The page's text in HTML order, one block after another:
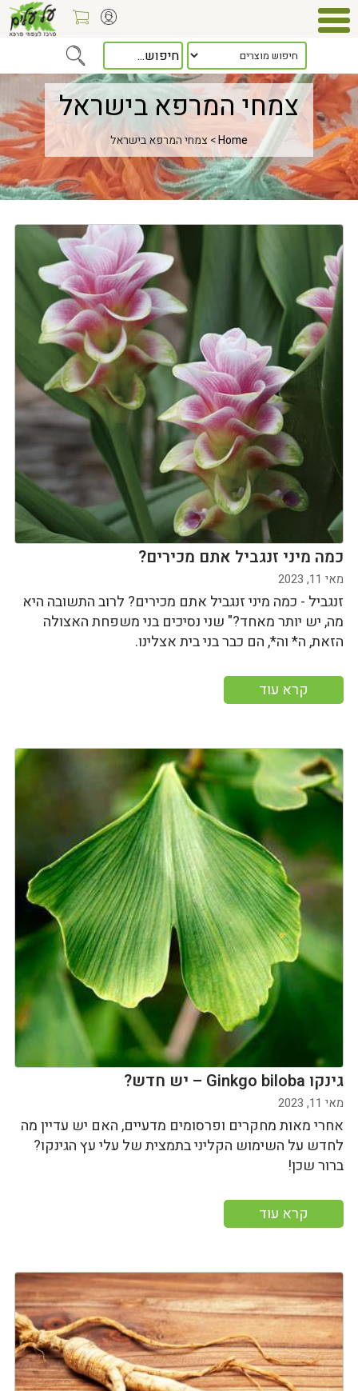
צמחי המרפא בישראל
Home> צמחי המרפא בישראל
כמה מיני זנגביל אתם מכירים?
מאי 11, 2023
זנגביל - כמה מיני זנגביל אתם מכירים? לרוב התשובה היא
מה, יש יותר מאחד?" שני נסיכים בני משפחת האצולה
הזאת, ה* וה*, הם כבר בני בית אצלינו.
קרא עוד
גינקו Ginkgo biloba – יש חדש?
מאי 11, 2023
אחרי מאות מחקרים ופרסומים מדעיים, האם יש עדיין מה
לחדש על השימוש הקליני בתמצית של עלי עץ הגינקו?
ברור שכן!
קרא עוד